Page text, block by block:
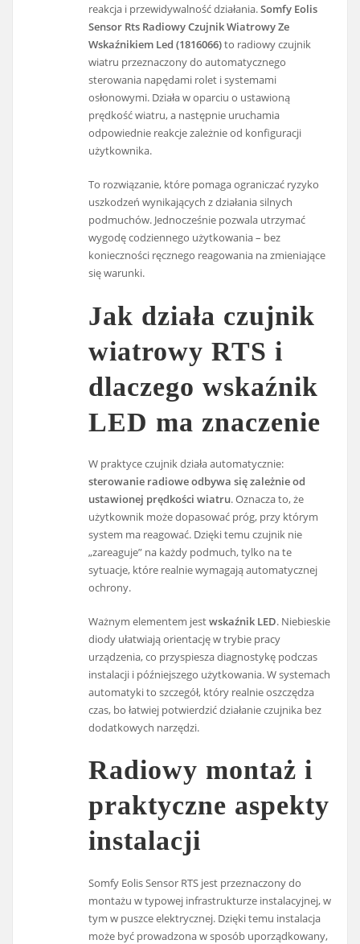
reakcja i przewidywalność działania.Somfy Eolis
Sensor Rts Radiowy Czujnik Wiatrowy Ze
Wskaźnikiem Led (1816066)to radiowy czujnik
wiatru przeznaczony do automatycznego
sterowania napędami rolet i systemami
osłonowymi. Działa w oparciu o ustawioną
prędkość wiatru, a następnie uruchamia
odpowiednie reakcje zależnie od konfiguracji
użytkownika.
To rozwiązanie, które pomaga ograniczać ryzyko
uszkodzeń wynikających z działania silnych
podmuchów. Jednocześnie pozwala utrzymać
wygodę codziennego użytkowania – bez
konieczności ręcznego reagowania na zmieniające
się warunki.
Jak działa czujnik
wiatrowy RTS i
dlaczego wskaźnik
LED ma znaczenie
W praktyce czujnik działa automatycznie:
sterowanie radiowe odbywa się zależnie od
ustawionej prędkości wiatru. Oznacza to, że
użytkownik może dopasować próg, przy którym
system ma reagować. Dzięki temu czujnik nie
„zareaguje” na każdy podmuch, tylko na te
sytuacje, które realnie wymagają automatycznej
ochrony.
Ważnym elementem jestwskaźnik LED. Niebieskie
diody ułatwiają orientację w trybie pracy
urządzenia, co przyspiesza diagnostykę podczas
instalacji i późniejszego użytkowania. W systemach
automatyki to szczegół, który realnie oszczędza
czas, bo łatwiej potwierdzić działanie czujnika bez
dodatkowych narzędzi.
Radiowy montaż i
praktyczne aspekty
instalacji
Somfy Eolis Sensor RTS jest przeznaczony do
montażu w typowej infrastrukturze instalacyjnej, w
tym w puszce elektrycznej. Dzięki temu instalacja
może być prowadzona w sposób uporządkowany,